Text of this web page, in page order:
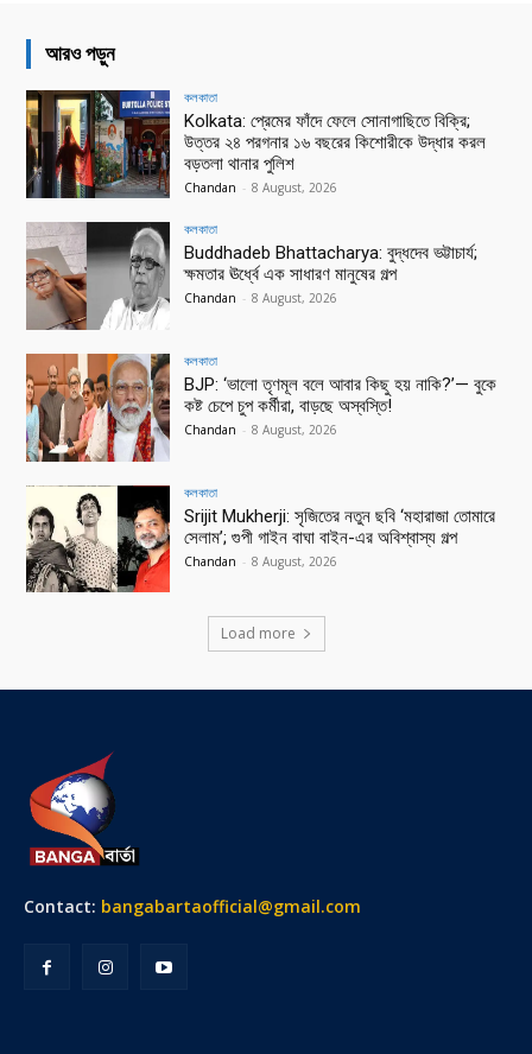
আরও পড়ুন
কলকাতা
Kolkata: প্রেমের ফাঁদে ফেলে সোনাগাছিতে বিক্রি;
উত্তর ২৪ পরগনার ১৬ বছরের কিশোরীকে উদ্ধার করল
বড়তলা থানার পুলিশ
Chandan - 8 August, 2026
কলকাতা
Buddhadeb Bhattacharya: বুদ্ধদেব ভট্টাচার্য;
ক্ষমতার ঊর্ধ্বে এক সাধারণ মানুষের গল্প
Chandan - 8 August, 2026
কলকাতা
BJP: ‘ভালো তৃণমূল বলে আবার কিছু হয় নাকি?’— বুকে
কষ্ট চেপে চুপ কর্মীরা, বাড়ছে অস্বস্তি!
Chandan - 8 August, 2026
কলকাতা
Srijit Mukherji: সৃজিতের নতুন ছবি ‘মহারাজা তোমারে
সেলাম’; গুপী গাইন বাঘা বাইন-এর অবিশ্বাস্য গল্প
Chandan - 8 August, 2026
Load more
Contact: bangabartaofficial@gmail.com